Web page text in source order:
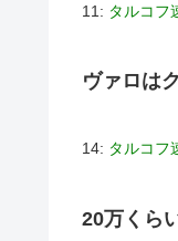
11: タルコフ
ヴァロは
14: タルコフ
20万くら